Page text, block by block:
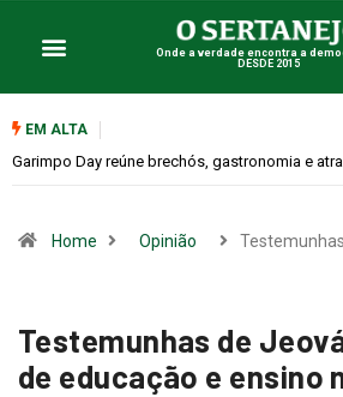
Onde a verdade encontra a
DESDE 2015
EM ALTA
Bugonia transforma paranoia e conspiração
Home Opinião
Testemunhas de
de educação e ensino